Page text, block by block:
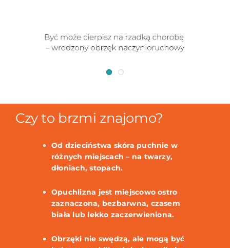
Czy to brzmi znajomo?
Od dzieciństwa skóra puchnie w
różnych miejscach – na twarzy,
dłoniach, stopach.
Opuchlizna jest miejscowo ostro
zaznaczona, bezbarwna, czasem
biała lub lekko zaczerwieniona.
Obrzęki nie swędzą, ale mogą być